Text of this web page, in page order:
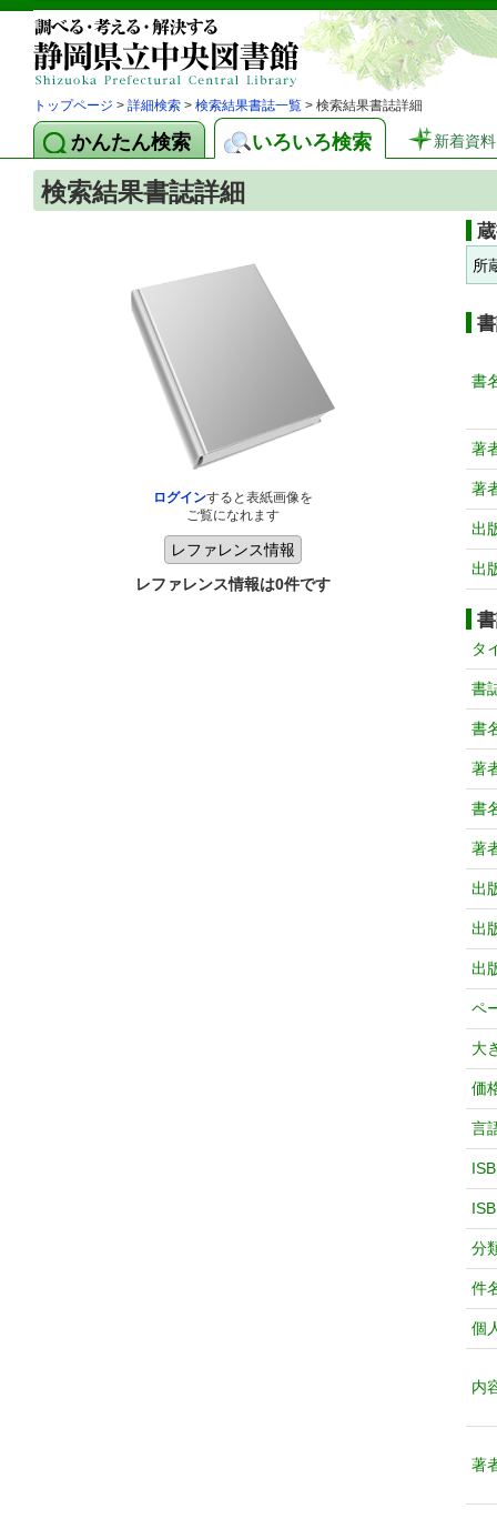
トップページ > 詳細検索 > 検索結果書誌一覧 > 検索結果書誌詳細
かんたん検索 いろいろ検索 新着資料
検索結果書誌詳細
ログインすると表紙画像を
ご覧になれます
レファレンス情報は0件です
所
書
著
著
出
出
タ
書
書
著
書
著
出
出
出
ペ
大
価
言
分
件
個
内
著